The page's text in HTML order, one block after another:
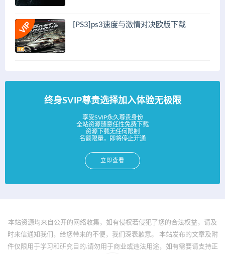
[PS3]ps3速度与激情对决欧版下载
终身SVIP尊贵选择加入体验无极限
享受SVIP永久尊贵身份
全站资源随意任性免费下载
资源下载无任何限制
名额限量，即将停止开通
立即查看
本站资源均来自公开的网络收集，如有侵权若侵犯了您的合法权益，请及
时来信通知我们，给您带来的不便，我们深表歉意。 本站发布的文章及附
件仅限用于学习和研究目的.请勿用于商业或违法用途，如有需要请支持正